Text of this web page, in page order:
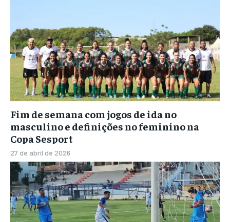
Fim de semana com jogos de ida no
masculino e definições no feminino na
Copa Sesport
27 de abril de 2026